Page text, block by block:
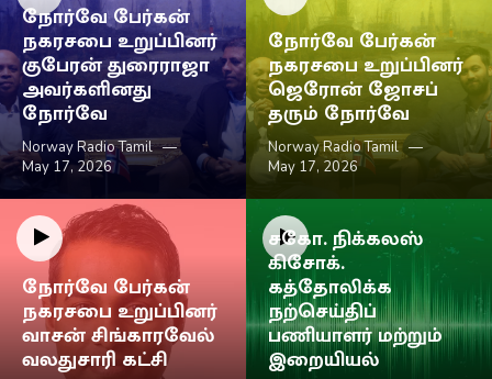
நோர்வே பேர்கன்
நகரசபை உறுப்பினர்
குபேரன் துரைராஜா
அவர்களினது
நோர்வே
Norway Radio Tamil
May 17, 2026
நோர்வே பேர்கன்
நகரசபை உறுப்பினர்
ஜெரோன் ஜோசப்
தரும் நோர்வே
Norway Radio Tamil
May 17, 2026
நோர்வே பேர்கன்
நகரசபை உறுப்பினர்
வாசன் சிங்காரவேல்
வலதுசாரி கட்சி
சகோ. நிக்கலஸ்
கிசோக்.
கத்தோலிக்க
நற்செய்திப்
பணியாளர் மற்றும்
இறையியல்